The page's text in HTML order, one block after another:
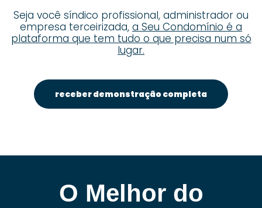
Seja você síndico profissional, administrador ou
empresa terceirizada, a Seu Condomínio é a
plataforma que tem tudo o que precisa num só
lugar.
receber demonstração completa
O Melhor do